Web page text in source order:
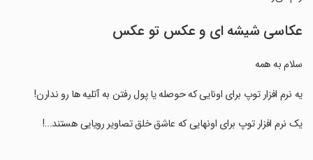
عکاسی شیشه ای و عکس تو عکس
سلام به همه
‏یه نرم افزار توپ برای اونایی که حوصله یا پول رفتن به آتلیه ها رو ندارن!
‏یک نرم افزار توپ برای اونهایی که عاشق خلق تصاویر رویایی هستند...!